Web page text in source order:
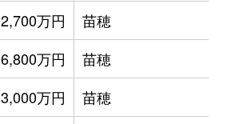
2,700万円 苗穂
6,800万円 苗穂
3,000万円 苗穂